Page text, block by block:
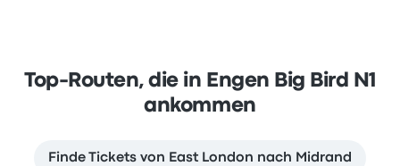
Top-Routen, die in Engen Big Bird N1
ankommen
Finde Tickets von East London nach Midrand